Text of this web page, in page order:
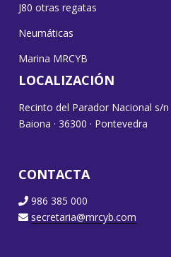
J80 otras regatas
Neumáticas
Marina MRCYB
LOCALIZACIÓN
Recinto del Parador Nacional s/n
Baiona · 36300 · Pontevedra
CONTACTA
986 385 000
secretaria@mrcyb.com